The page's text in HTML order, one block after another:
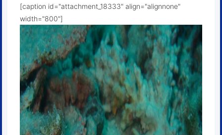
[caption id="attachment_18333" align="alignnone"
width="800"]